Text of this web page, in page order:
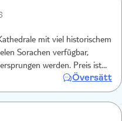
mit viel historischem
Sorachen verfügbar,
werden. Preis ist
günstiger als vor Ort. E-
hier inklusive!
Översätt